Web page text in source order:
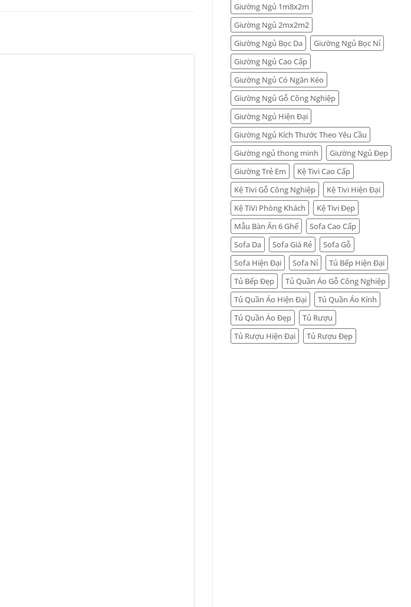
Giường Ngủ 1m8x2m
Giường Ngủ 2mx2m2
Giường Ngủ Bọc Da
Giường Ngủ Bọc Nỉ
Giường Ngủ Cao Cấp
Giường Ngủ Có Ngăn Kéo
Giường Ngủ Gỗ Công Nghiệp
Giường Ngủ Hiện Đại
Giường Ngủ Kích Thước Theo Yêu Cầu
Giường ngủ thong minh
Giường Ngủ Đẹp
Giường Trẻ Em
Kệ Tivi Cao Cấp
Kệ Tivi Gỗ Công Nghiệp
Kệ Tivi Hiện Đại
Kệ TiVi Phòng Khách
Kệ Tivi Đẹp
Mẫu Bàn Ăn 6 Ghế
Sofa Cao Cấp
Sofa Da
Sofa Giá Rẻ
Sofa Gỗ
Sofa Hiện Đại
Sofa Nỉ
Tủ Bếp Hiện Đại
Tủ Bếp Đẹp
Tủ Quần Áo Gỗ Công Nghiệp
Tủ Quần Áo Hiện Đại
Tủ Quần Áo Kính
Tủ Quần Áo Đẹp
Tủ Rượu
Tủ Rượu Hiện Đại
Tủ Rượu Đẹp